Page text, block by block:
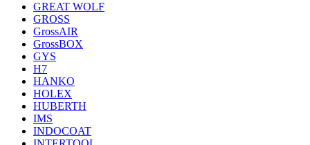
GREAT WOLF
GROSS
GrossAIR
GrossBOX
GYS
H7
HANKO
HOLEX
HUBERTH
IMS
INDOCOAT